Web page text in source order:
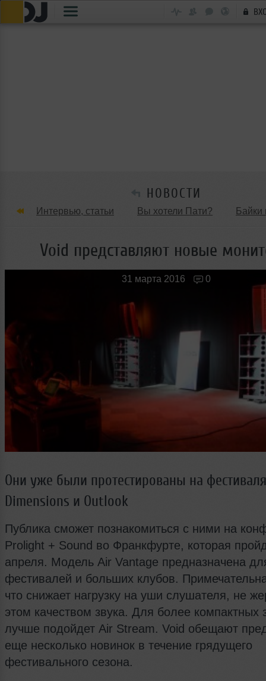
НОВОСТИ
Интервью, статьи Вы хотели Пати? Байки
Танцевальные стили
Новые лица Мужчина & Женщина
Void представляют новые
31 марта 2016 0
Они уже были протестированы на
Dimensions и Outlook
Публика сможет познакомиться с ними на
Prolight + Sound во Франкфурте, которая
апреля. Модель Air Vantage предназначена
фестивалей и больших клубов.
что снижает нагрузку на уши слушателя, не
этом качеством звука. Для более компактных
лучше подойдет Air Stream. Void обещают
еще несколько новинок в течение грядущего
фестивального сезона.